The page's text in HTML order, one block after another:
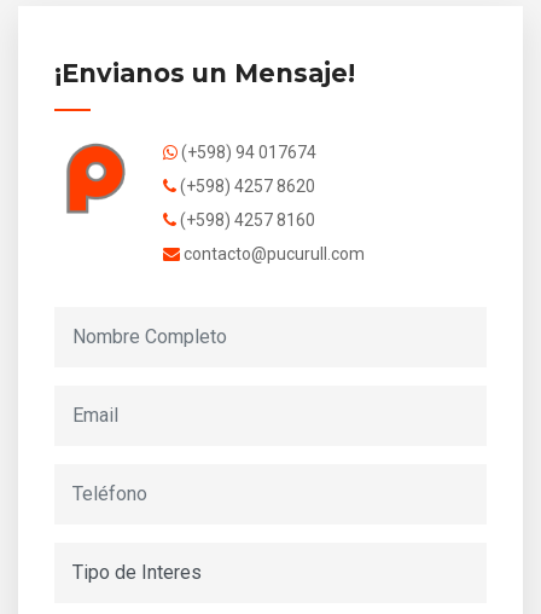
¡Envianos un Mensaje!
(+598) 94 017674
(+598) 4257 8620
(+598) 4257 8160
contacto@pucurull.com